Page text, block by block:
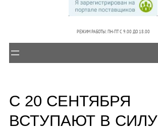
РЕЖИМ РАБОТЫ: ПН-ПТ C 9.00 ДО 18.00
С 20 СЕНТЯБРЯ
ВСТУПАЮТ В СИЛУ